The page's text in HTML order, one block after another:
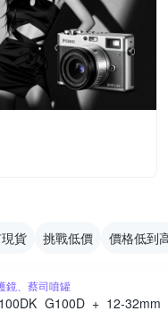
貨 挑戰低價 價格低到
鏡、蔡司噴罐
G100D + 12-32mm